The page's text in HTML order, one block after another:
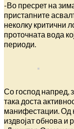
-Во пресрет на
пристапните
неколку критични
проточната вода
периоди.
Со господ напред,
така доста
манифестации. Од
издвојат обнова и